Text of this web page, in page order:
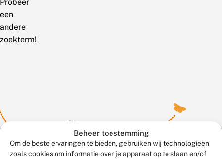
Beheer toestemming
Om de beste ervaringen te bieden, gebruiken wij technologieën
zoals cookies om informatie over je apparaat op te slaan en/of
Probeer
een
andere
zoekterm!